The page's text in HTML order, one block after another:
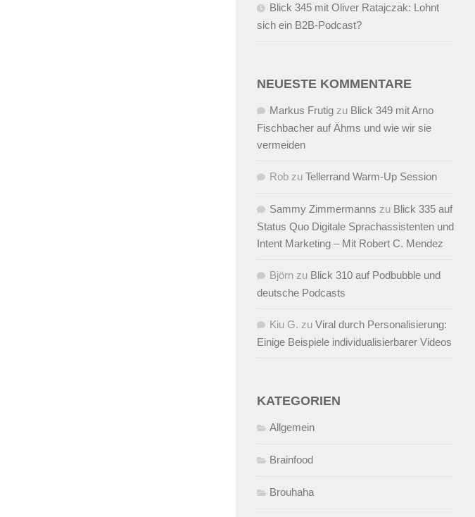
Blick 345 mit Oliver Ratajczak: Lohnt
sich ein B2B-Podcast?
NEUESTE KOMMENTARE
Markus Frutig zu Blick 349 mit Arno
Fischbacher auf Ähms und wie wir sie
vermeiden
Rob zu Tellerrand Warm-Up Session
Sammy Zimmermanns zu Blick 335 auf
Status Quo Digitale Sprachassistenten und
Intent Marketing – Mit Robert C. Mendez
Björn zu Blick 310 auf Podbubble und
deutsche Podcasts
Kiu G. zu Viral durch Personalisierung:
Einige Beispiele individualisierbarer Videos
KATEGORIEN
Allgemein
Brainfood
Brouhaha